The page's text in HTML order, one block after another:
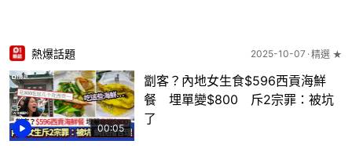
00:05
熱爆話題 2025-10-07 精選 ★
劏客？內地女生食$596西貢海鮮
餐 埋單變$800 斥2宗罪：被坑
了